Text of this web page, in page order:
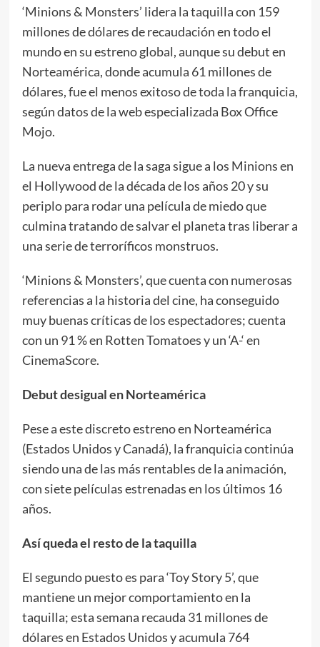
‘Minions & Monsters’ lidera la taquilla con 159
millones de dólares de recaudación en todo el
mundo en su estreno global, aunque su debut en
Norteamérica, donde acumula 61 millones de
dólares, fue el menos exitoso de toda la franquicia,
según datos de la web especializada Box Office
Mojo.
La nueva entrega de la saga sigue a los Minions en
el Hollywood de la década de los años 20 y su
periplo para rodar una película de miedo que
culmina tratando de salvar el planeta tras liberar a
una serie de terroríficos monstruos.
‘Minions & Monsters’, que cuenta con numerosas
referencias a la historia del cine, ha conseguido
muy buenas críticas de los espectadores; cuenta
con un 91 % en Rotten Tomatoes y un ‘A-‘ en
CinemaScore.
Debut desigual en Norteamérica
Pese a este discreto estreno en Norteamérica
(Estados Unidos y Canadá), la franquicia continúa
siendo una de las más rentables de la animación,
con siete películas estrenadas en los últimos 16
años.
Así queda el resto de la taquilla
El segundo puesto es para ‘Toy Story 5’, que
mantiene un mejor comportamiento en la
taquilla; esta semana recauda 31 millones de
dólares en Estados Unidos y acumula 764